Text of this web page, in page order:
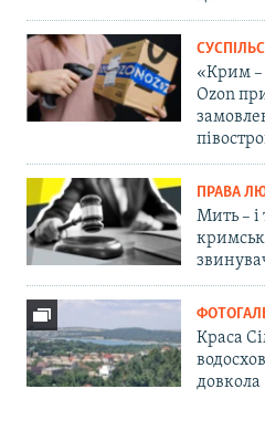
«Крим –
Ozon
ПРАВА
Мить –
Краса
довкола